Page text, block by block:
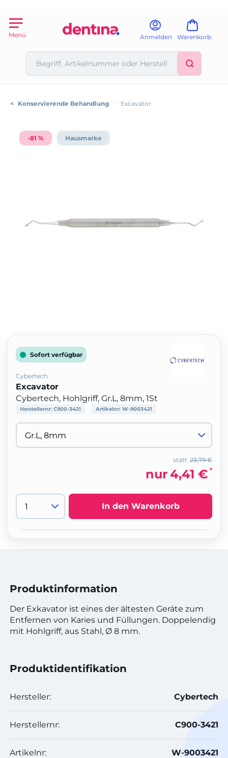
Menü Anmelden Warenkorb
< Konservierende Behandlung > Excavator
-81 % Hausmarke
Sofort verfügbar
Cybertech
Excavator
Cybertech, Hohlgriff, Gr.L, 8mm, 1St
Herstellernr: C900-3421 Artikelnr: W-9003421
23,79 €
statt
nur4,41 € *
In den Warenkorb
Produktinformation
Der Exkavator ist eines der ältesten Geräte zum
Entfernen von Karies und Füllungen. Doppelendig
mit Hohlgriff, aus Stahl, Ø 8 mm.
Produktidentifikation
Hersteller: Cybertech
Herstellernr: C900-3421
Artikelnr: W-9003421